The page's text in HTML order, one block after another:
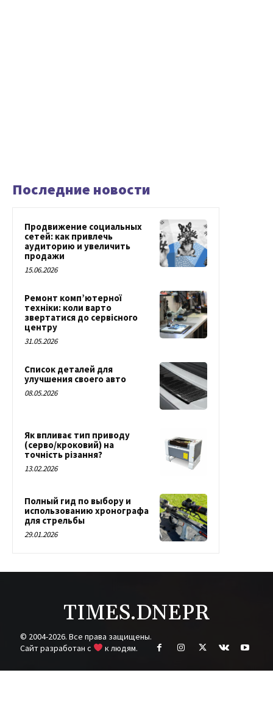
Последние новости
Продвижение социальных
сетей: как привлечь
аудиторию и увеличить
продажи
15.06.2026
Ремонт комп’ютерної
техніки: коли варто
звертатися до сервісного
центру
31.05.2026
Список деталей для
улучшения своего авто
08.05.2026
Як впливає тип приводу
(серво/кроковий) на
точність різання?
13.02.2026
Полный гид по выбору и
использованию хронографа
для стрельбы
29.01.2026
TIMES.DNEPR
© 2004-2026. Все права защищены.
Cайт разработан с
к людям.